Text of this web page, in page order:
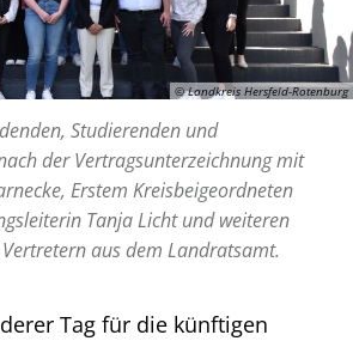
© Landkreis Hersfeld-Rotenburg
Studierenden und
der Vertragsunterzeichnung mit
Erstem Kreisbeigeordneten
Tanja Licht und weiteren
aus dem Landratsamt.
Tag für die künftigen